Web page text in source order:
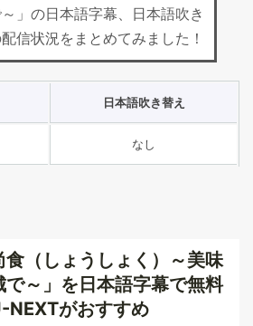
」の日本語字幕、日本語吹き
信状況をまとめてみました！
日本語吹き替え
なし
食（しょうしょく）～美味
～」を日本語字幕で無料
NEXTがおすすめ